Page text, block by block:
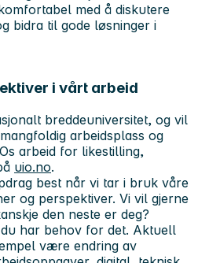
med å diskutere
bidra til gode løsninger i
i vårt arbeid
breddeuniversitet, og vil
arbeidsplass og
arbeid for likestilling,
uio.no.
best når vi tar i bruk våre
og perspektiver. Vi vil gjerne
den neste er deg?
har behov for det. Aktuell
være endring av